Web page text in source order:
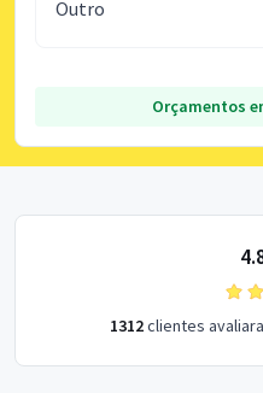
Outro
Orçamentos
1312clientes